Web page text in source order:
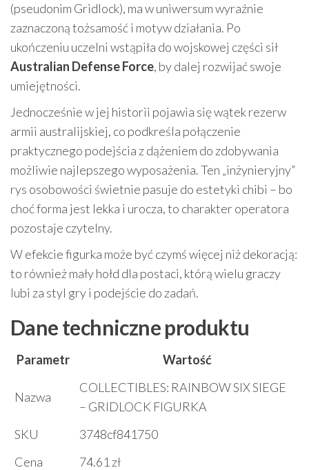
(pseudonim Gridlock), ma w uniwersum wyraźnie
zaznaczoną tożsamość i motyw działania. Po
ukończeniu uczelni wstąpiła do wojskowej części sił
Australian Defense Force, by dalej rozwijać swoje
umiejętności.
Jednocześnie w jej historii pojawia się wątek rezerw
armii australijskiej, co podkreśla połączenie
praktycznego podejścia z dążeniem do zdobywania
możliwie najlepszego wyposażenia. Ten „inżynieryjny”
rys osobowości świetnie pasuje do estetyki chibi – bo
choć forma jest lekka i urocza, to charakter operatora
pozostaje czytelny.
W efekcie figurka może być czymś więcej niż dekoracją:
to również mały hołd dla postaci, którą wielu graczy
lubi za styl gry i podejście do zadań.
Dane techniczne produktu
Parametr Wartość
Nazwa
COLLECTIBLES: RAINBOW SIX SIEGE
– GRIDLOCK FIGURKA
SKU
3748cf841750
Cena
74.61 zł